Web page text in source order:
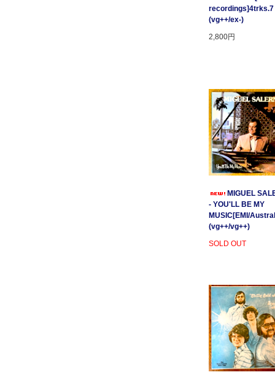
recordings]4trks.7
(vg++/ex-)
2,800円
MIGUEL
- YOU'LL BE MY
MUSIC[EMI/
(vg++/vg++)
SOLD OUT